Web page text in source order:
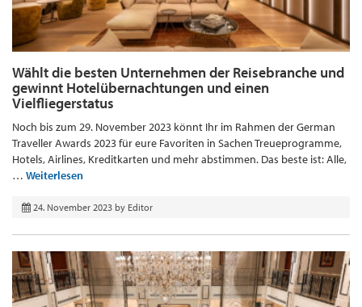
Wählt die besten Unternehmen der Reisebranche und
gewinnt Hotelübernachtungen und einen
Vielfliegerstatus
Noch bis zum 29. November 2023 könnt Ihr im Rahmen der German
Traveller Awards 2023 für eure Favoriten in Sachen Treueprogramme,
Hotels, Airlines, Kreditkarten und mehr abstimmen. Das beste ist: Alle,
… Weiterlesen
24. November 2023 by Editor